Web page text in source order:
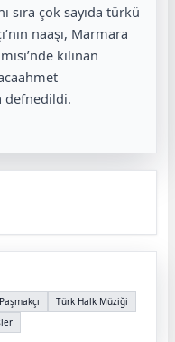
sıra çok sayıda türkü
naaşı, Marmara
kılınan
defnedildi.
Türk Halk Müziği